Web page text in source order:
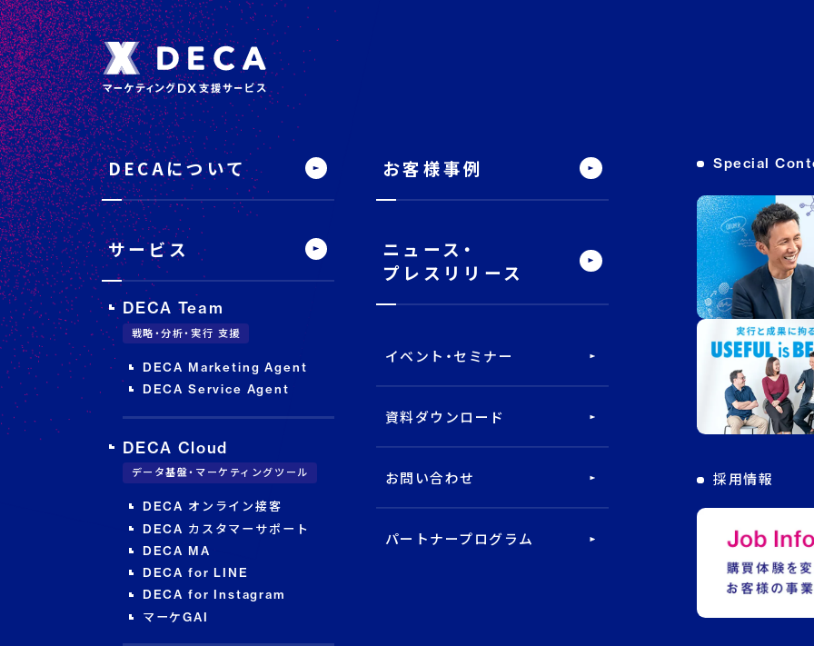
フ
ッ
タ
ー
サ
イ
ト
内
メ
ニ
ュ
DECAについて
サービス
DECA Team
戦略・分析・実行 支援
DECA Marketing Agent
DECA Service Agent
DECA Cloud
データ基盤・マーケティングツール
DECA オンライン接客
DECA カスタマーサポート
DECA MA
DECA for LINE
DECA for Instagram
マーケGAI
お客様事例
ニュース・
プレスリリース
イベント・セミナー
資料ダウンロード
お問い合わせ
パートナープログラム
Special
採用情報